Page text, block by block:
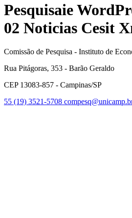
Pesquisaie
02 Noticias Cesit
Comissão de Pesquisa - Instituto de
Rua Pitágoras, 353 - Barão Geraldo
CEP 13083-857 - Campinas/SP
55 (19) 3521-5708